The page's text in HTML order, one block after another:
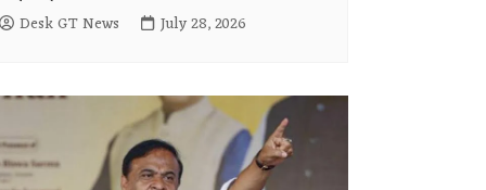
Desk GT News July 28, 2026